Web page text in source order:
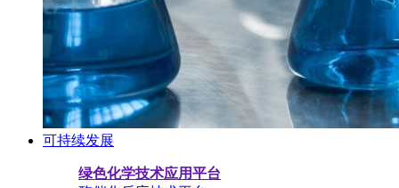
可持续发展
绿色化学技术应用平台